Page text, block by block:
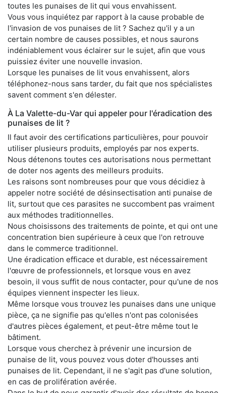
toutes les punaises de lit qui vous envahissent.
Vous vous inquiétez par rapport à la cause probable de
l'invasion de vos punaises de lit ? Sachez qu'il y a un
certain nombre de causes possibles, et nous saurons
indéniablement vous éclairer sur le sujet, afin que vous
puissiez éviter une nouvelle invasion.
Lorsque les punaises de lit vous envahissent, alors
téléphonez-nous sans tarder, du fait que nos spécialistes
savent comment s'en délester.
À La Valette-du-Var qui appeler pour l'éradication des
punaises de lit ?
Il faut avoir des certifications particulières, pour pouvoir
utiliser plusieurs produits, employés par nos experts.
Nous détenons toutes ces autorisations nous permettant
de doter nos agents des meilleurs produits.
Les raisons sont nombreuses pour que vous décidiez à
appeler notre société de désinsectisation anti punaise de
lit, surtout que ces parasites ne succombent pas vraiment
aux méthodes traditionnelles.
Nous choisissons des traitements de pointe, et qui ont une
concentration bien supérieure à ceux que l'on retrouve
dans le commerce traditionnel.
Une éradication efficace et durable, est nécessairement
l'œuvre de professionnels, et lorsque vous en avez
besoin, il vous suffit de nous contacter, pour qu'une de nos
équipes viennent inspecter les lieux.
Même lorsque vous trouvez les punaises dans une unique
pièce, ça ne signifie pas qu'elles n'ont pas colonisées
d'autres pièces également, et peut-être même tout le
bâtiment.
Lorsque vous cherchez à prévenir une incursion de
punaise de lit, vous pouvez vous doter d'housses anti
punaises de lit. Cependant, il ne s'agit pas d'une solution,
en cas de prolifération avérée.